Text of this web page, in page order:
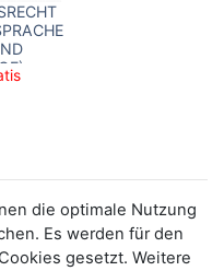
die optimale Nutzung
Es werden für den
gesetzt. Weitere